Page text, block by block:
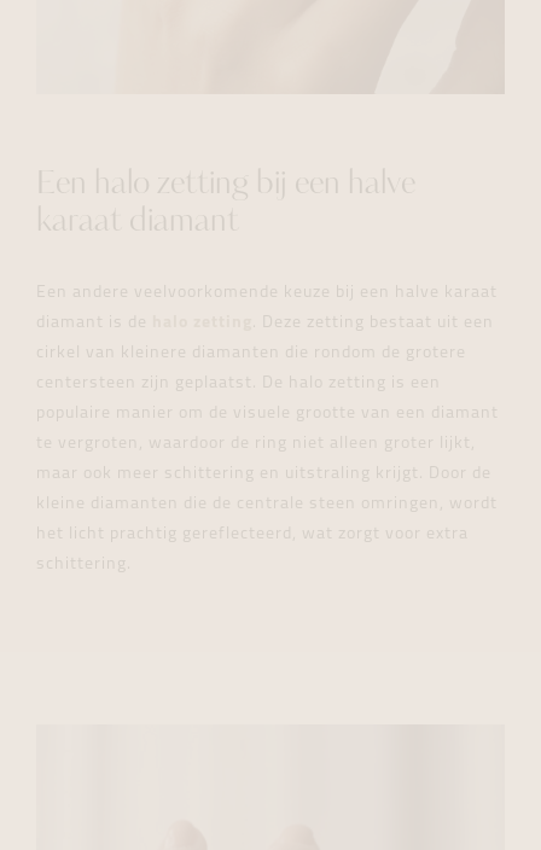
Een halo zetting bij een halve
karaat diamant
Een andere veelvoorkomende keuze bij een halve karaat
diamant is de
. Deze zetting bestaat uit een
cirkel van kleinere diamanten die rondom de grotere
centersteen zijn geplaatst. De halo zetting is een
populaire manier om de visuele grootte van een diamant
te vergroten, waardoor de ring niet alleen groter lijkt,
maar ook meer schittering en uitstraling krijgt. Door de
kleine diamanten die de centrale steen omringen, wordt
het licht prachtig gereflecteerd, wat zorgt voor extra
schittering.